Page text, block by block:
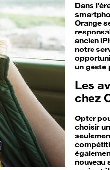
Dans
Orange
ancien
notre
un geste
Les
chez
Opter
choisir
nouveau